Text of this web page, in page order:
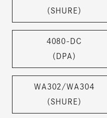
（SHURE）
4080-DC
（DPA）
WA302/WA304
（SHURE）